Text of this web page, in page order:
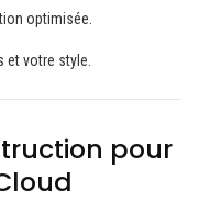
optimisée.
votre style.
pour